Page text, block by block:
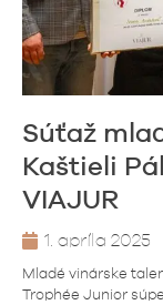
Súťaž
Kaštieli
VIAJUR
1. apríla 2025
Mladé vinárske
Trophée Junior